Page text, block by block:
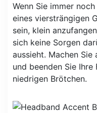
Wenn Sie immer
eines viersträngigen
sein, klein
sich keine Sorgen
aussieht. Machen
und beenden Sie
niedrigen Brötchen.